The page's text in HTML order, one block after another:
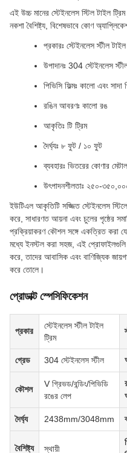
এই উচ্চ মানের স্টেইনলেস স্টিল টাইল
নকশা বৈশিষ্ট্য, বিশেষভাবে কোণ
প্রকারঃ স্টেইনলেস স্টীল টাইল
উপাদানঃ 304 স্টেইনলেস
পিভিসি ফিল্মঃ কালো এবং সাদা
রঙিন আবরণঃ কালো রঙ
আকৃতিঃ টি ট্রিম
দৈর্ঘ্যঃ ৮ ফুট / ১০ ফুট
ব্যবহারঃ ভিতরের কোণার
উৎপাদনশীলতাঃ ২৫০-
ইউটিএল আকৃতিটি সজ্জিত স্টেইনলেস
করে, সাধারণত আয়না এবং চুলের পৃষ্ঠের
প্রক্রিয়াকরণ কৌশল সঙ্গে একত্রিত করা
মধ্যে ইনস্টল করা সহজ, এই প্রোফাইলগুলি
করে, তাদের আবাসিক এবং বাণিজ্যিক
করে তোলে।
প্রোডাক্ট স্পেসিফিকেশন
প্রকার
স্টেইনলেস স্টীল টাইল
ট্রিম
গ্রেড 304 স্টেইনলেস স্টীল
কৌশল
V গ্রিভড/বন্ডিং/পিভিডি
রঙের লেপ
দৈর্ঘ্য 2438mm/3048mm
বৈশিষ্ট্য স্থায়ী